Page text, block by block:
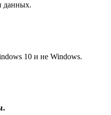
данных.
10 и не Windows.